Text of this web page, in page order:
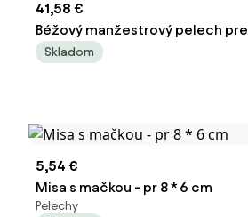
41,58 €
Béžový manžestrový pelech pre
mačičku alebo psíka Oscar S -
Skladom
5,54 €
Misa s mačkou - pr 8 * 6 cm
Pelechy